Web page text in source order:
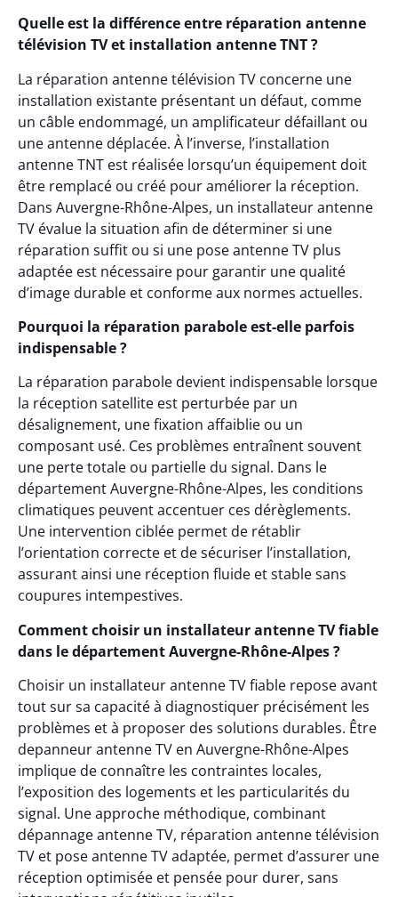
Quelle est la différence entre réparation antenne
télévision TV et installation antenne TNT ?
La réparation antenne télévision TV concerne une
installation existante présentant un défaut, comme
un câble endommagé, un amplificateur défaillant ou
une antenne déplacée. À l’inverse, l’installation
antenne TNT est réalisée lorsqu’un équipement doit
être remplacé ou créé pour améliorer la réception.
Dans Auvergne-Rhône-Alpes, un installateur antenne
TV évalue la situation afin de déterminer si une
réparation suffit ou si une pose antenne TV plus
adaptée est nécessaire pour garantir une qualité
d’image durable et conforme aux normes actuelles.
Pourquoi la réparation parabole est-elle parfois
indispensable ?
La réparation parabole devient indispensable lorsque
la réception satellite est perturbée par un
désalignement, une fixation affaiblie ou un
composant usé. Ces problèmes entraînent souvent
une perte totale ou partielle du signal. Dans le
département Auvergne-Rhône-Alpes, les conditions
climatiques peuvent accentuer ces dérèglements.
Une intervention ciblée permet de rétablir
l’orientation correcte et de sécuriser l’installation,
assurant ainsi une réception fluide et stable sans
coupures intempestives.
Comment choisir un installateur antenne TV fiable
dans le département Auvergne-Rhône-Alpes ?
Choisir un installateur antenne TV fiable repose avant
tout sur sa capacité à diagnostiquer précisément les
problèmes et à proposer des solutions durables. Être
depanneur antenne TV en Auvergne-Rhône-Alpes
implique de connaître les contraintes locales,
l’exposition des logements et les particularités du
signal. Une approche méthodique, combinant
dépannage antenne TV, réparation antenne télévision
TV et pose antenne TV adaptée, permet d’assurer une
réception optimisée et pensée pour durer, sans